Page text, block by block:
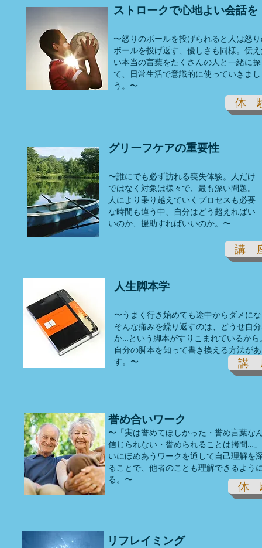
ストロークで心地よい会話を
〜怒りのボールを投げられると人は怒
ボールを投げ返す、優しさも同様。伝
い本当の言葉をたくさんの人と一緒に
て、日常生活で意識的に使っていきま
う。〜
体
グリーフケアの重要性
〜誰にでも必ず訪れる喪失体験。人だけ
ではなく対象は様々で、最も深い問題。
人により乗り越えていくプロセスも必要
な時間も違う中、自分はどう超えればい
いのか、援助すればいいのか。〜
講
人生脚本学
〜うまく行き始めても途中からダメに
そんな痛みを繰り返すのは、どうせ自
か…という脚本がすりこまれているから
自分の脚本を知って書き換える方法が
す。〜
講
誉め合いワーク
〜「実は誉めてほしかった・誉め言葉な
信じられない・誉められることは拷問…
いにほめあうワークを通して自己理解を
ることで、他者のことも理解できるよう
る。〜
体
リフレイミング